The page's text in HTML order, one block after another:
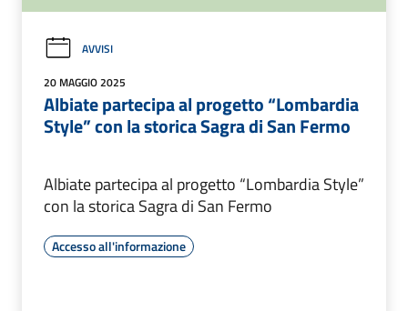
AVVISI
20 MAGGIO 2025
Albiate partecipa al progetto “Lombardia
Style” con la storica Sagra di San Fermo
Albiate partecipa al progetto “Lombardia Style”
con la storica Sagra di San Fermo
Accesso all'informazione